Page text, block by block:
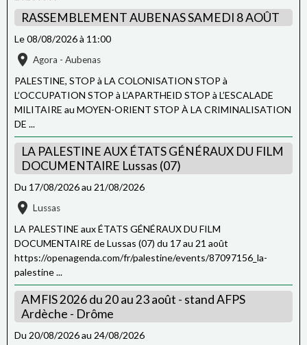
RASSEMBLEMENT AUBENAS SAMEDI 8 AOÛT
Le 08/08/2026à 11:00
Agora - Aubenas
PALESTINE, STOP à LA COLONISATION STOP à
L’OCCUPATION STOP à L’APARTHEID STOP à L’ESCALADE
MILITAIRE au MOYEN-ORIENT STOP À LA CRIMINALISATION
DE ...
LA PALESTINE AUX ÉTATS GÉNÉRAUX DU FILM
DOCUMENTAIRE Lussas (07)
Du 17/08/2026au 21/08/2026
Lussas
LA PALESTINE aux ÉTATS GÉNÉRAUX DU FILM
DOCUMENTAIRE de Lussas (07) du 17 au 21 août
https://openagenda.com/fr/palestine/events/87097156_la-
palestine ...
AMFIS 2026 du 20 au 23 août - stand AFPS
Ardèche - Drôme
Du 20/08/2026au 24/08/2026